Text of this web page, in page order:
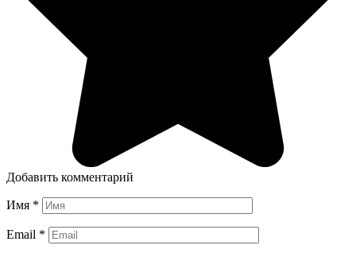
Добавить комментарий
Имя *
Email *